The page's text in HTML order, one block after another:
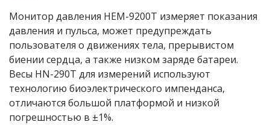
Монитор давления HEM-9200T измеряет показания
давления и пульса, может предупреждать
пользователя о движениях тела, прерывистом
биении сердца, а также низком заряде батареи.
Весы HN-290T для измерений используют
технологию биоэлектрического импенданса,
отличаются большой платформой и низкой
погрешностью в ±1%.